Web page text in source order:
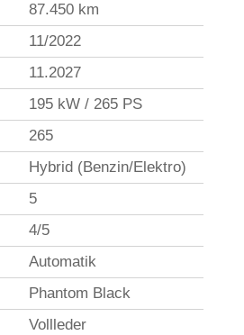
87.450 km
11/2022
11.2027
195 kW / 265 PS
265
Hybrid (Benzin/Elektro)
5
4/5
Automatik
Phantom Black
Vollleder